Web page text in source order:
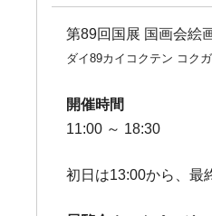
第89回国展 国画会絵
ダイ89カイコクテン コク
開催時間
11:00 ～ 18:30
初日は13:00から、最